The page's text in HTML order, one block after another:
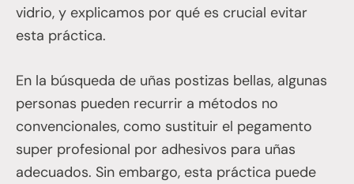
vidrio, y explicamos por qué es crucial evitar
esta práctica.
En la búsqueda de uñas postizas bellas, algunas
personas pueden recurrir a métodos no
convencionales, como sustituir el pegamento
super profesional por adhesivos para uñas
adecuados. Sin embargo, esta práctica puede